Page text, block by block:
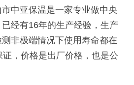
中亚保温是一家专业做中央
经有16年的生产经验，生产
非极端情况下使用寿命都在
，价格是出厂价格，也是公